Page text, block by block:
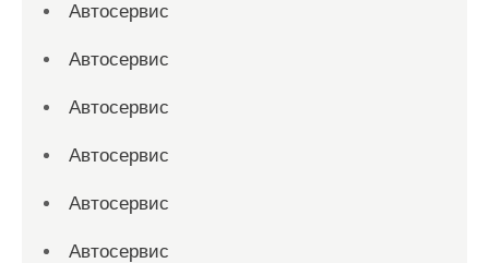
Автосервис
Автосервис
Автосервис
Автосервис
Автосервис
Автосервис